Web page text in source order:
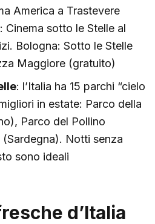
America a Trastevere
Cinema sotto le Stelle al
Bologna: Sotto le Stelle
Maggiore (gratuito)
: l’Italia ha 15 parchi “cielo
in estate: Parco della
Parco del Pollino
(Sardegna). Notti senza
sono ideali
d’Italia